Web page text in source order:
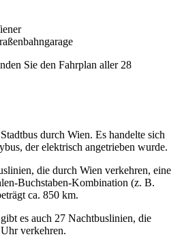
Sie den Fahrplan aller 28
durch Wien. Es handelte sich
der elektrisch angetrieben wurde.
die durch Wien verkehren, eine
Buchstaben-Kombination (z. B.
ca. 850 km.
es auch 27 Nachtbuslinien, die
verkehren.